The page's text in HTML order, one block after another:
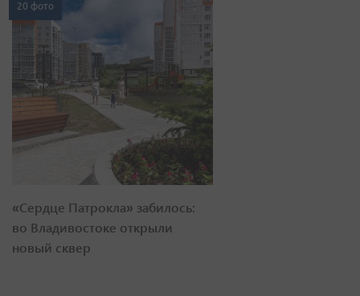
20 фото
«Сердце Патрокла» забилось:
во Владивостоке открыли
новый сквер